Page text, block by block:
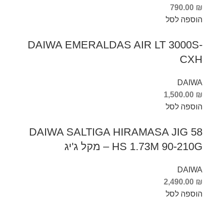
790.00 ₪
הוספה לסל
DAIWA EMERALDAS AIR LT 3000S-
CXH
DAIWA
1,500.00 ₪
הוספה לסל
DAIWA SALTIGA HIRAMASA JIG 58
HS 1.73M 90-210G – מקל ג'יג
DAIWA
2,490.00 ₪
הוספה לסל